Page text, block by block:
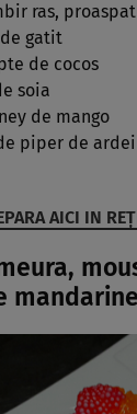
ras, proaspat
gatit
de cocos
soia
de mango
piper de ardei
AICI IN
mandarine